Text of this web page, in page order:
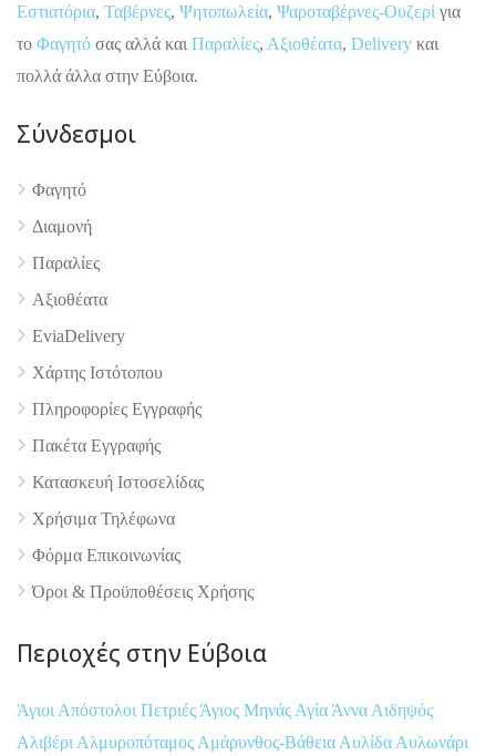
4.9
Εστιατόρια, Ταβέρνες, Ψητοπωλεία, Ψαροταβέρνες-Ουζερί για
το Φαγητό σας αλλά και Παραλίες, Αξιοθέατα, Delivery και
πολλά άλλα στην Εύβοια.
Σύνδεσμοι
Φαγητό
Διαμονή
Παραλίες
Αξιοθέατα
EviaDelivery
Χάρτης Ιστότοπου
Πληροφορίες Εγγραφής
Πακέτα Εγγραφής
Κατασκευή Ιστοσελίδας
Χρήσιμα Τηλέφωνα
Φόρμα Επικοινωνίας
Όροι & Προϋποθέσεις Xρήσης
Περιοχές στην Εύβοια
Άγιοι Απόστολοι Πετριές Άγιος Μηνάς Αγία Άννα Αιδηψός
Αλιβέρι Αλμυροπόταμος Αμάρυνθος-Βάθεια Αυλίδα Αυλωνάρι